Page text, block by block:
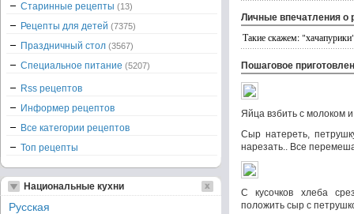
Личные впечатления о
Такие скажем:
Пошаговое
Яйца взбить с молоком
Сыр натереть,
нарезать.. Все
С кусочков хлеба
положить сыр с
Старинные рецепты (13)
Рецепты для детей (7375)
Праздничный стол (3567)
Специальное питание (5207)
Rss рецептов
Информер рецептов
Все категории рецептов
Топ рецепты
Национальные кухни
Русская